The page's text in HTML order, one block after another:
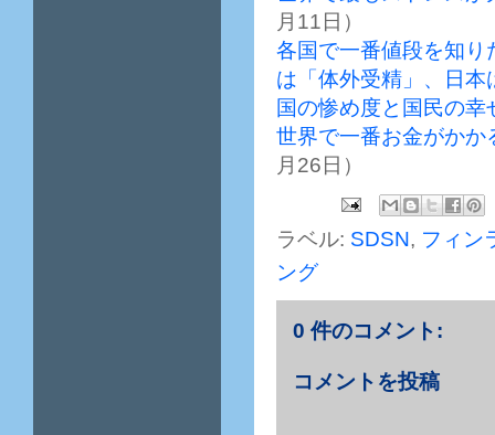
月11日）
各国で一番値段を知
は「体外受精」、日本
国の惨め度と国民の幸
世界で一番お金がかか
月26日）
ラベル: SDSN, フィン
ング
0 件のコメント:
コメントを投稿